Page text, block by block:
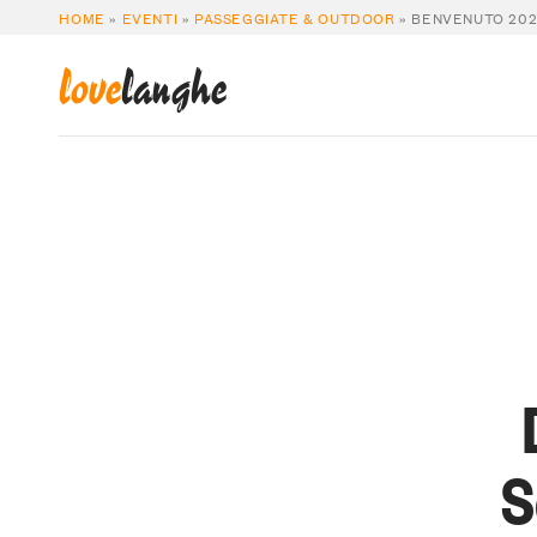
HOME » EVENTI » PASSEGGIATE & OUTDOOR » BENVENUTO
lovelanghe